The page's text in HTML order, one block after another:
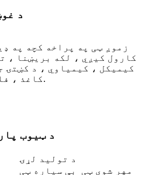
د
زموږ ټی په پراخه کچه په
کارول کیږي ، لکه بریښنا ،
کیمیکل ، کیمیاوي ، د کښتۍ
کاغذ ، فلزاتو او داسې نور.
د ټيوب
د تولید لړۍ
بې سیاره ټی
مهر شوی ټی